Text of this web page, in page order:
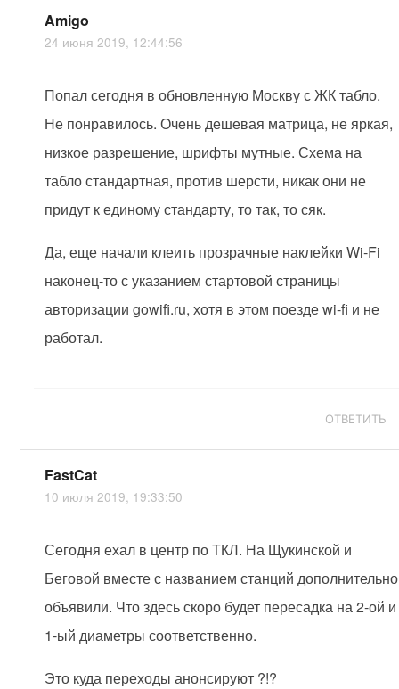
Amigo
24 июня 2019, 12:44:56
Попал сегодня в обновленную Москву с ЖК табло.
Не понравилось. Очень дешевая матрица, не яркая,
низкое разрешение, шрифты мутные. Схема на
табло стандартная, против шерсти, никак они не
придут к единому стандарту, то так, то сяк.
Да, еще начали клеить прозрачные наклейки Wi-Fi
наконец-то с указанием стартовой страницы
авторизации gowifi.ru, хотя в этом поезде wi-fi и не
работал.
ОТВЕТИТЬ
FastCat
10 июля 2019, 19:33:50
Сегодня ехал в центр по ТКЛ. На Щукинской и
Беговой вместе с названием станций дополнительно
объявили. Что здесь скоро будет пересадка на 2-ой и
1-ый диаметры соответственно.
Это куда переходы анонсируют ?!?